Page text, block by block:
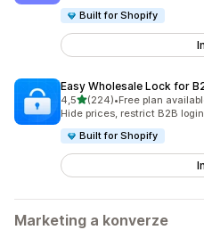
Built for Shopify
Easy Wholesale Lock for
4,5z 5 hvězd
(224)
Celkový počet recenzí: 224
•Free plan
Hide prices, restrict B2B
Built for Shopify
Marketing a konverze